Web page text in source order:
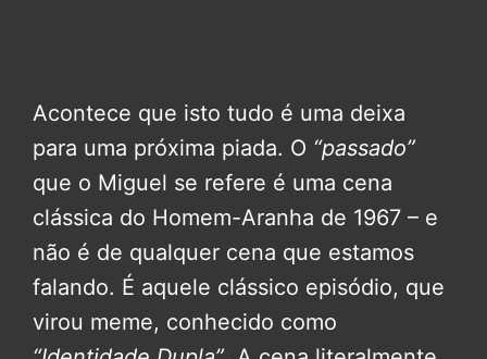
Acontece que isto tudo é uma deixa
para uma próxima piada. O “passado”
que o Miguel se refere é uma cena
clássica do Homem-Aranha de 1967 – e
não é de qualquer cena que estamos
falando. É aquele clássico episódio, que
virou meme, conhecido como